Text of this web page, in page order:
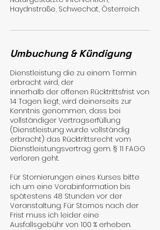
Haydnstraße, Schwechat, Österreich
Umbuchung & Kündigung
Dienstleistung die zu einem Termin
erbracht wird, der
innerhalb der offenen Rücktrittsfrist von
14 Tagen liegt, wird deinerseits zur
Kenntnis genommen, dass bei
vollständiger Vertragserfüllung
(Dienstleistung wurde vollständig
erbracht) das Rücktrittsrecht vom
Dienstleistungsvertrag gem. § 11 FAGG
verloren geht.
Für Stornierungen eines Kurses bitte
ich um eine Vorabinformation bis
spätestens 48 Stunden vor der
Veranstaltung. Für Stornos nach der
Frist muss ich leider eine
Ausfallsgebühr von 100 % erheben.